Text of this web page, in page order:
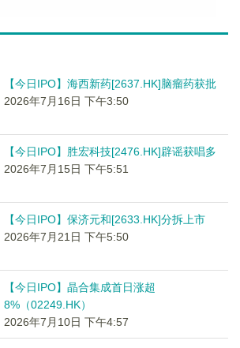
【今日IPO】海西新药[2637.HK]脑瘤药获批
2026年7月16日 下午3:50
【今日IPO】胜宏科技[2476.HK]辟谣获唱多
2026年7月15日 下午5:51
【今日IPO】保济元和[2633.HK]分拆上市
2026年7月21日 下午5:50
【今日IPO】晶合集成首日涨超
8%（02249.HK）
2026年7月10日 下午4:57